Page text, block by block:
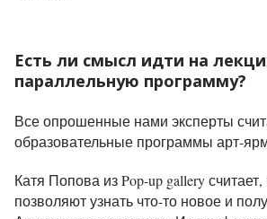
Есть ли смысл идти на
параллельную программу?
Все опрошенные нами эксперты
образовательные программы арт-
Катя Попова из Pop-up gallery
позволяют узнать что-то новое и